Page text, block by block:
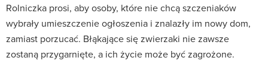
Rolniczka prosi, aby osoby, które nie chcą szczeniaków
wybrały umieszczenie ogłoszenia i znalazły im nowy dom,
zamiast porzucać. Błąkające się zwierzaki nie zawsze
zostaną przygarnięte, a ich życie może być zagrożone.